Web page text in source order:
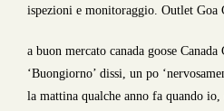
ispezioni e monitoraggio. Outlet Goa
a buon mercato canada goose Canada
‘Buongiorno’ dissi, un po
la mattina qualche anno fa quando